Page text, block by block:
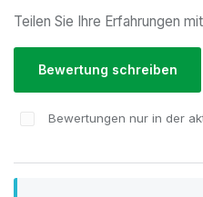
Teilen Sie Ihre Erfahrungen
Bewertung schreiben
Bewertungen nur in der